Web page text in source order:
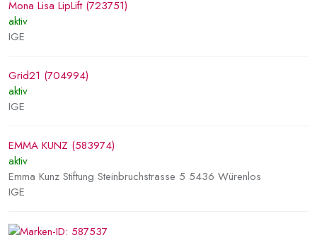
Mona Lisa LipLift (723751)
aktiv
IGE
Grid21 (704994)
aktiv
IGE
EMMA KUNZ (583974)
aktiv
Emma Kunz Stiftung Steinbruchstrasse 5 5436 Würenlos
IGE